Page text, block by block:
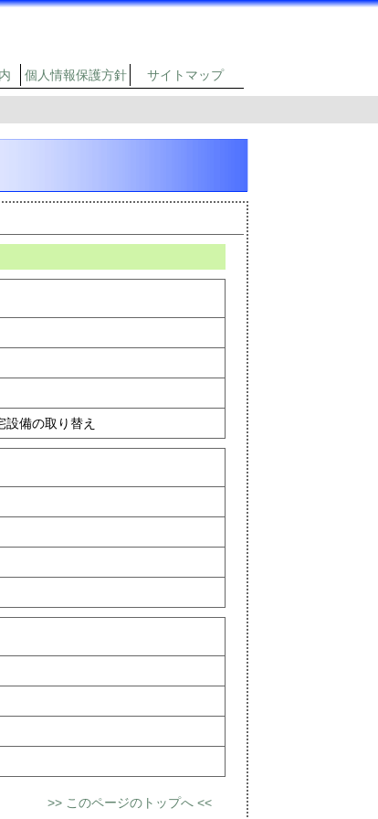
個人情報保護方針 サイトマップ
備の取り替え
>> このページのトップへ <<